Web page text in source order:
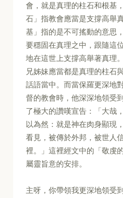
會，就是真理的柱石和根基
石」指教會應當是支撐高舉
基」指的是不可搖動的意思
要穩固在真理之中，跟隨這
地在這世上支撐高舉著真理
兄姊妹應當都是真理的柱石
話語當中。而當保羅更深地
督的教會時，他深深地領受
了極大的讚嘆宣告：「大哉
以為然：就是神在肉身顯現
看見，被傳於外邦，被世人
裡。」這裡經文中的「敬虔
屬靈旨意的安排。
主呀，你帶領我更深地領受